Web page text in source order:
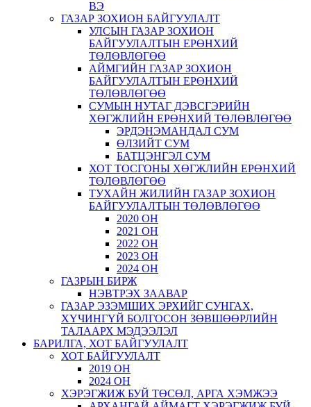
ВЭ
ГАЗАР ЗОХИОН БАЙГУУЛАЛТ
УЛСЫН ГАЗАР ЗОХИОН
БАЙГУУЛАЛТЫН ЕРӨНХИЙ
ТӨЛӨВЛӨГӨӨ
АЙМГИЙН ГАЗАР ЗОХИОН
БАЙГУУЛАЛТЫН ЕРӨНХИЙ
ТӨЛӨВЛӨГӨӨ
СУМЫН НУТАГ ДЭВСГЭРИЙН
ХӨГЖЛИЙН ЕРӨНХИЙ ТӨЛӨВЛӨГӨӨ
ЭРДЭНЭМАНДАЛ СУМ
ӨЛЗИЙТ СУМ
БАТЦЭНГЭЛ СУМ
ХОТ ТОСГОНЫ ХӨГЖЛИЙН ЕРӨНХИЙ
ТӨЛӨВЛӨГӨӨ
ТУХАЙН ЖИЛИЙН ГАЗАР ЗОХИОН
БАЙГУУЛАЛТЫН ТӨЛӨВЛӨГӨӨ
2020 ОН
2021 ОН
2022 ОН
2023 ОН
2024 ОН
ГАЗРЫН БИРЖ
НЭВТРЭХ ЗААВАР
ГАЗАР ЭЗЭМШИХ ЭРХИЙГ СУНГАХ,
ХҮЧИНГҮЙ БОЛГОСОН ЗӨВШӨӨРЛИЙН
ТАЛААРХ МЭДЭЭЛЭЛ
БАРИЛГА, ХОТ БАЙГУУЛАЛТ
ХОТ БАЙГУУЛАЛТ
2019 ОН
2024 ОН
ХЭРЭГЖИЖ БУЙ ТӨСӨЛ, АРГА ХЭМЖЭЭ